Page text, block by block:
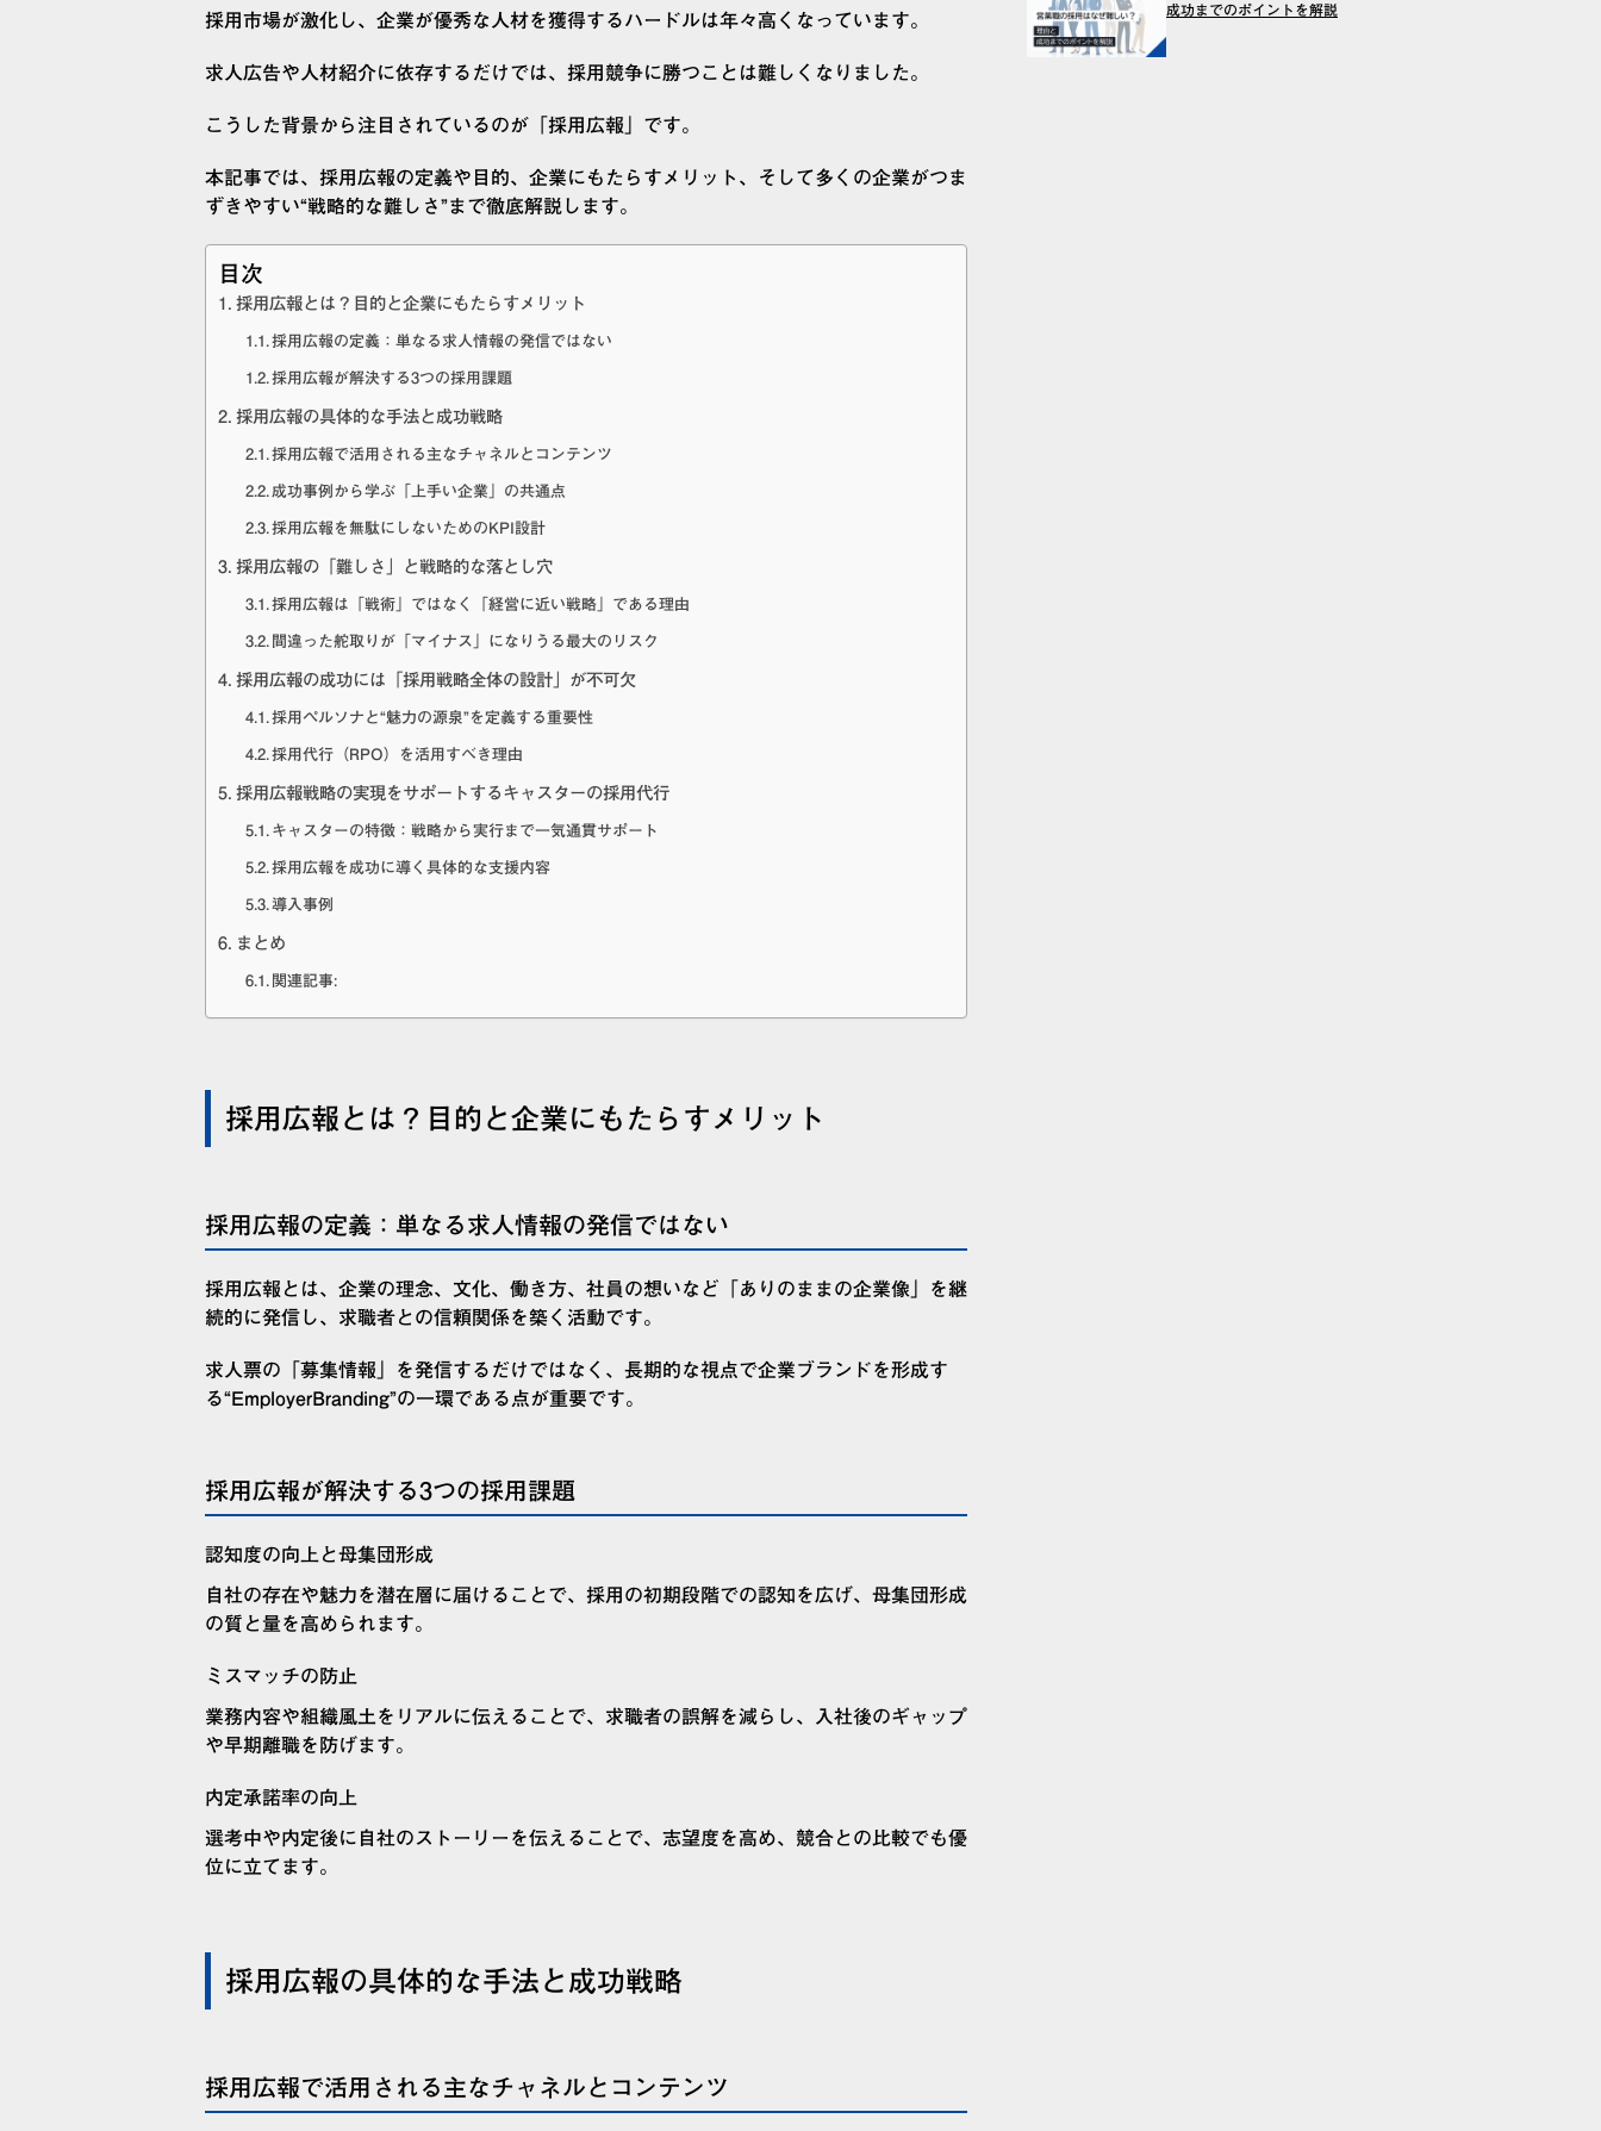
採用市場が激化し、企業が優秀な人材を獲得するハードルは年々高くなっています。
求人広告や人材紹介に依存するだけでは、採用競争に勝つことは難しくなりました。
こうした背景から注目されているのが「採用広報」です。
本記事では、採用広報の定義や目的、企業にもたらすメリット、そして多くの企業がつま
ずきやすい“戦略的な難しさ”まで徹底解説します。
目次
採用広報とは？目的と企業にもたらすメリット
採用広報の定義：単なる求人情報の発信ではない
採用広報が解決する3つの採用課題
採用広報の具体的な手法と成功戦略
採用広報で活用される主なチャネルとコンテンツ
成功事例から学ぶ「上手い企業」の共通点
採用広報を無駄にしないためのKPI設計
採用広報の「難しさ」と戦略的な落とし穴
採用広報は「戦術」ではなく「経営に近い戦略」である理由
間違った舵取りが「マイナス」になりうる最大のリスク
採用広報の成功には「採用戦略全体の設計」が不可欠
採用ペルソナと“魅力の源泉”を定義する重要性
採用代行（RPO）を活用すべき理由
採用広報戦略の実現をサポートするキャスターの採用代行
キャスターの特徴：戦略から実行まで一気通貫サポート
採用広報を成功に導く具体的な支援内容
導入事例
まとめ
関連記事:
採用広報とは？目的と企業にもたらすメリット
採用広報の定義：単なる求人情報の発信ではない
採用広報とは、企業の理念、文化、働き方、社員の想いなど「ありのままの企業像」を継
続的に発信し、求職者との信頼関係を築く活動です。
求人票の「募集情報」を発信するだけではなく、長期的な視点で企業ブランドを形成す
る“EmployerBranding”の一環である点が重要です。
採用広報が解決する3つの採用課題
認知度の向上と母集団形成
自社の存在や魅力を潜在層に届けることで、採用の初期段階での認知を広げ、母集団形成
の質と量を高められます。
ミスマッチの防止
業務内容や組織風土をリアルに伝えることで、求職者の誤解を減らし、入社後のギャップ
や早期離職を防げます。
内定承諾率の向上
選考中や内定後に自社のストーリーを伝えることで、志望度を高め、競合との比較でも優
位に立てます。
採用広報の具体的な手法と成功戦略
採用広報で活用される主なチャネルとコンテンツ
成功までのポイントを解説